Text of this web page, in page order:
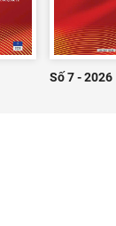
Số 7 - 2026